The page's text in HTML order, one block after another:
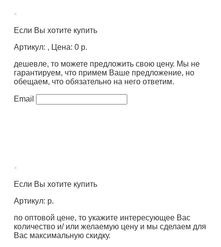
×
Если Вы хотите купить
Артикул: , Цена: 0 р.
дешевле, то можете предложить свою цену. Мы не
гарантируем, что примем Ваше предложение, но
обещаем, что обязательно на него ответим.
Email
×
Если Вы хотите купить
Артикул: р.
по оптовой цене, то укажите интересующее Вас
количество и/ или желаемую цену и мы сделаем для
Вас максимальную скидку.